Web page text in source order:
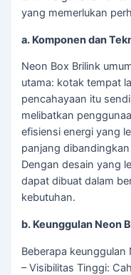
yang memerlukan
a. Komponen dan
Neon Box Brilink
utama: kotak tempat
pencahayaan itu
melibatkan
efisiensi energi yang
panjang
Dengan desain yang
dapat dibuat dalam
kebutuhan.
b. Keunggulan Neon
Beberapa keunggulan
– Visibilitas Tinggi: